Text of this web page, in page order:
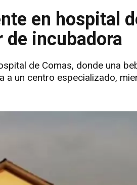
en hospital
de incubadora
de Comas, donde una
un centro especializado,